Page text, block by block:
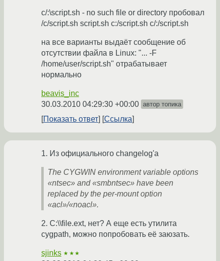
c/:\script.sh - no such file or directory пробовал
/c/script.sh script.sh c:/script.sh c/:/script.sh
на все варианты выдаёт сообщение об
отсутствии файла в Linux: "... -F
/home/user/script.sh" отрабатывает
нормально
beavis_inc
30.03.2010 04:29:30 +00:00 автор топика
Показать ответ Ссылка
1. Из официального changelog'а
The CYGWIN environment variable options
«ntsec» and «smbntsec» have been
replaced by the per-mount option
«acl»/«noacl».
2. C:\\file.ext, нет? А еще есть утилита
cygpath, можно попробовать её заюзать.
sjinks ★★★